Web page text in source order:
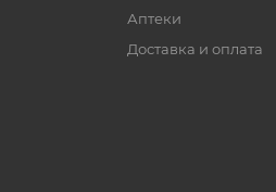
Аптеки
Доставка и оплата